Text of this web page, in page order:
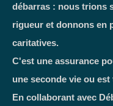
débarras : nous trions
rigueur et donnons en
caritatives.
C'est une assurance
une seconde vie ou
En collaborant avec